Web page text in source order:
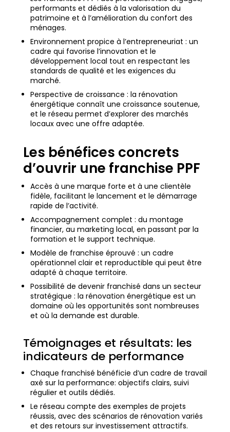
performants et dédiés à la valorisation du
patrimoine et à l’amélioration du confort des
ménages.
Environnement propice à l’entrepreneuriat : un
cadre qui favorise l’innovation et le
développement local tout en respectant les
standards de qualité et les exigences du
marché.
Perspective de croissance : la rénovation
énergétique connaît une croissance soutenue,
et le réseau permet d’explorer des marchés
locaux avec une offre adaptée.
Les bénéfices concrets
d’ouvrir une franchise PPF
Accès à une marque forte et à une clientèle
fidèle, facilitant le lancement et le démarrage
rapide de l’activité.
Accompagnement complet : du montage
financier, au marketing local, en passant par la
formation et le support technique.
Modèle de franchise éprouvé : un cadre
opérationnel clair et reproductible qui peut être
adapté à chaque territoire.
Possibilité de devenir franchisé dans un secteur
stratégique : la rénovation énergétique est un
domaine où les opportunités sont nombreuses
et où la demande est durable.
Témoignages et résultats: les
indicateurs de performance
Chaque franchisé bénéficie d’un cadre de travail
axé sur la performance: objectifs clairs, suivi
régulier et outils dédiés.
Le réseau compte des exemples de projets
réussis, avec des scénarios de rénovation variés
et des retours sur investissement attractifs.